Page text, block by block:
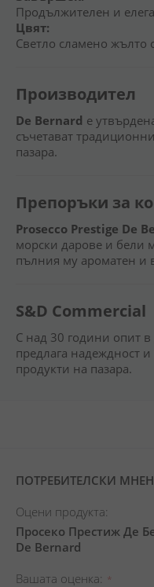
Продължителен и
Цвят:
Светло сламено жълто
Производител
De Bernard е
съчетават
пазара.
Препоръки за
Prosecco Prestige De
морски дарове и бели
пълния му ароматен и
S&D Commercial
С над 30 години опит
предлага надеждност
продукти на пазара.
ПОТРЕБИТЕЛСКИ
Оцени продукта:
Просеко Престиж Де
De Bernard
Вашата оценка